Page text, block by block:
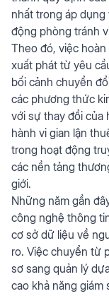
nhất trong áp
động phòng tránh
Theo đó, việc
xuất phát từ yêu
bối cảnh chuyển
các phương thức
với sự thay đổi của
hành vi gian lận
trong hoạt động
các nền tảng
giới.
Những năm gần
công nghệ thông
cơ sở dữ liệu về
ro. Việc chuyển từ
sơ sang quản lý
cao khả năng